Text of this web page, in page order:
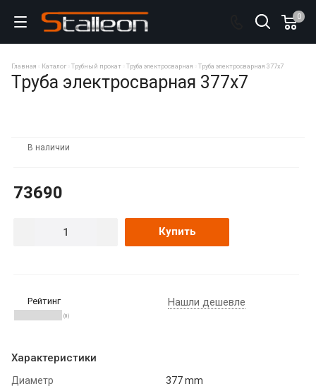
0
Главная Каталог Трубный прокат Труба электросварная Труба электросварная 377х7
Труба электросварная 377х7
В наличии
73690
Купить
Рейтинг
(0)
Нашли дешевле
Характеристики
Диаметр
377 mm